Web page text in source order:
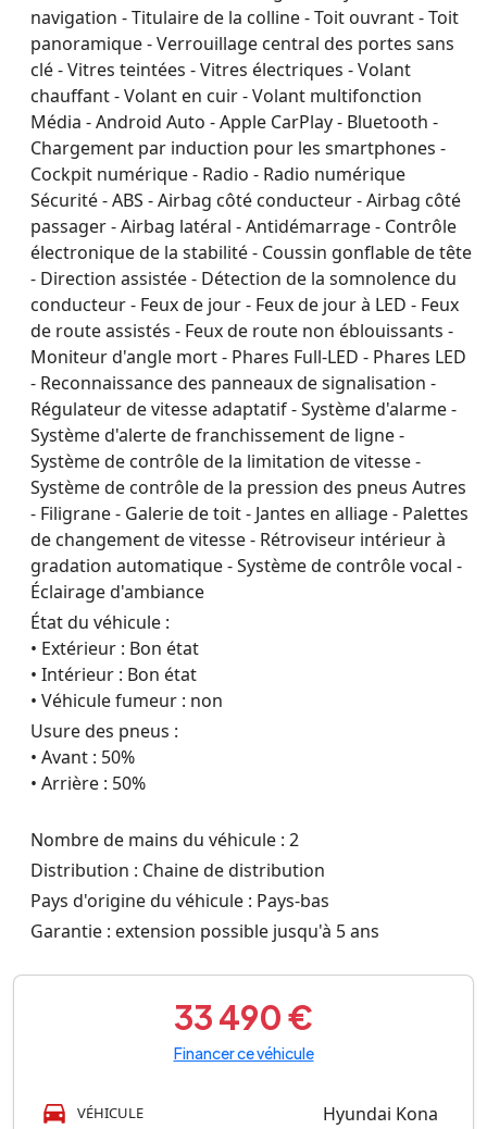
navigation - Titulaire de la colline - Toit ouvrant - Toit
panoramique - Verrouillage central des portes sans
clé - Vitres teintées - Vitres électriques - Volant
chauffant - Volant en cuir - Volant multifonction
Média - Android Auto - Apple CarPlay - Bluetooth -
Chargement par induction pour les smartphones -
Cockpit numérique - Radio - Radio numérique
Sécurité - ABS - Airbag côté conducteur - Airbag côté
passager - Airbag latéral - Antidémarrage - Contrôle
électronique de la stabilité - Coussin gonflable de tête
- Direction assistée - Détection de la somnolence du
conducteur - Feux de jour - Feux de jour à LED - Feux
de route assistés - Feux de route non éblouissants -
Moniteur d'angle mort - Phares Full-LED - Phares LED
- Reconnaissance des panneaux de signalisation -
Régulateur de vitesse adaptatif - Système d'alarme -
Système d'alerte de franchissement de ligne -
Système de contrôle de la limitation de vitesse -
Système de contrôle de la pression des pneus Autres
- Filigrane - Galerie de toit - Jantes en alliage - Palettes
de changement de vitesse - Rétroviseur intérieur à
gradation automatique - Système de contrôle vocal -
Éclairage d'ambiance
État du véhicule :
• Extérieur : Bon état
• Intérieur : Bon état
• Véhicule fumeur : non
Usure des pneus :
• Avant : 50%
• Arrière : 50%
Nombre de mains du véhicule : 2
Distribution : Chaine de distribution
Pays d'origine du véhicule : Pays-bas
Garantie : extension possible jusqu'à 5 ans
33 490 €
Financer ce véhicule
VÉHICULE Hyundai Kona